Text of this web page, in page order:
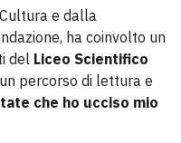
e dalla
ha coinvolto un
del Liceo Scientifico
percorso di lettura e
che ho ucciso mio